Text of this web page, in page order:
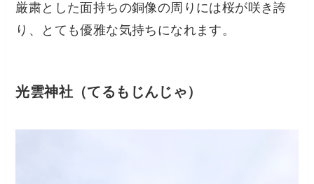
厳粛とした面持ちの銅像の周りには桜が咲き誇
り、とても優雅な気持ちになれます。
光雲神社（てるもじんじゃ）